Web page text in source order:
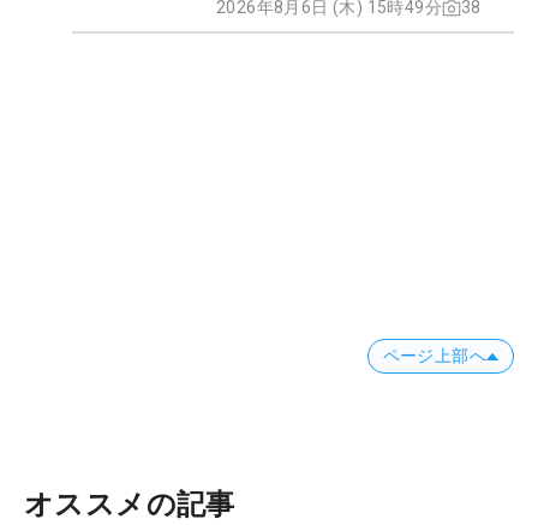
2026年8月6日 (木) 15時49分 38
ページ上部へ
オススメの記事